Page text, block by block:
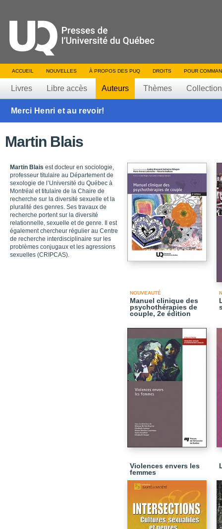
ACCUEIL NOUVELLES À PROPOS DES PUQ DROITS POUR
Livres Libre accès Auteurs Thèmes
Merci Henri et au revoir!
Martin Blais
Martin Blais est docteur en sociologie,
professeur titulaire au Département de
sexologie de l’Université du Québec à
Montréal et titulaire de la Chaire de
recherche sur la diversité sexuelle et la
pluralité des genres. Ses travaux de
recherche portent sur la diversité
relationnelle, sexuelle et de genre. Il est
également chercheur régulier au Centre
de recherche interdisciplinaire sur les
problèmes conjugaux et les agressions
sexuelles (CRIPCAS).
NOUVEAUTÉ
Manuel clinique des
psychothérapies de
couple, 2e édition
Violences envers les
femmes